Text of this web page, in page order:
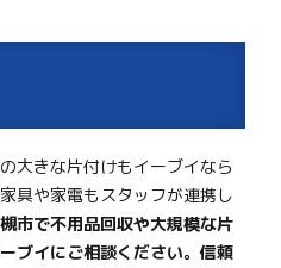
大きな片付けもイーブイなら
具や家電もスタッフが連携し
市で不用品回収や大規模な片
ブイにご相談ください。信頼